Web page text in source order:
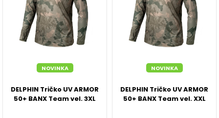
NOVINKA
DELPHIN Tričko UV ARMOR
50+ BANX Team vel. 3XL
NOVINKA
DELPHIN Tričko UV ARMOR
50+ BANX Team vel. XXL
STOJANY A HLÁSIČE
STOJANY
VIDLIČKY, ZAVRTÁVAČKY
HRAZDY